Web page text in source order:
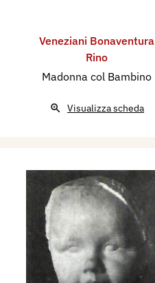
Veneziani Bonaventura
Rino
Madonna col Bambino
Visualizza scheda